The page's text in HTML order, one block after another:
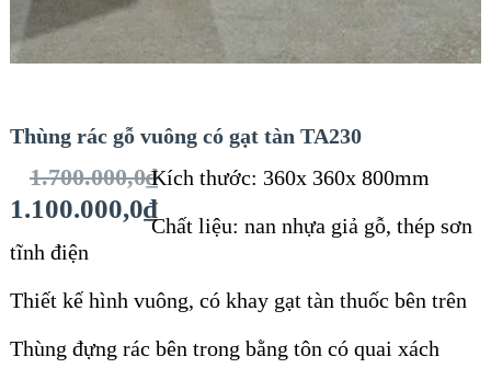
Thùng rác gỗ vuông có gạt tàn TA230
1.700.000,0₫
1.100.000,0₫
Kích thước: 360x 360x 800mm
Chất liệu: nan nhựa giả gỗ, thép sơn
tĩnh điện
Thiết kế hình vuông, có khay gạt tàn thuốc bên trên
Thùng đựng rác bên trong bằng tôn có quai xách